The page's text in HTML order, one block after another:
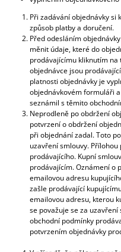
Při zadávání objednávky si
způsob platby a doručení.
Před odesláním
měnit údaje, které do
prodávajícímu kliknutím na
objednávce jsou
platnosti objednávky je
objednávkovém formuláři
seznámil s těmito
Neprodleně po obdržení
potvrzení o obdržení
při objednání zadal. Toto
uzavření smlouvy.
prodávajícího. Kupní
prodávajícím. Oznámení o
emailovou adresu
zašle prodávající
emailovou adresu, kterou
se považuje se za
obchodní podmínky
potvrzením objednávky